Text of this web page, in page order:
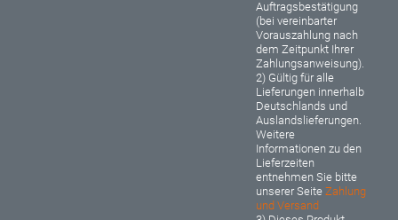
Auftragsbestätigung
(bei vereinbarter
Vorauszahlung nach
dem Zeitpunkt Ihrer
Zahlungsanweisung).
2) Gültig für alle
Lieferungen innerhalb
Deutschlands und
Auslandslieferungen.
Weitere
Informationen zu den
Lieferzeiten
entnehmen Sie bitte
unserer SeiteZahlung
und Versand